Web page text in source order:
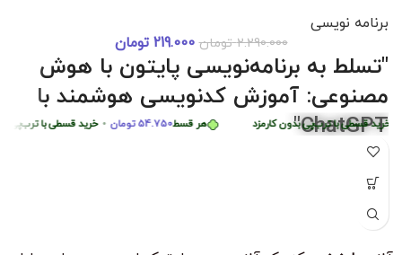
هر قسط54.750تومان • خرید قسطی با ترب‌پی خرید قسطی با ترب‌پی بدون کارمزد
برنامه نویسی
2.290.000 تومان 219.000 تومان
"تسلط به برنامه‌نویسی پایتون با هوش
مصنوعی: آموزش کدنویسی هوشمند با
ChatGPT"
"با شرکت در این دوره جامع و کاربردی، به راحتی مهارت‌های
برنامه‌نویسی پایتون را از سطح مبتدی تا پیشرفته با کمک هوش
آموزشی، شما را قادر می‌سازد تا به سرعت الگوریتم‌های پیچیده را
هر قسط خرید قسطی با ترب‌پی بدون کارمزد
هر قسط هر قسط449.975تومان • خرید قسطی با ترب‌پی بدون کارمزد